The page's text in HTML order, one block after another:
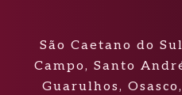
São Caetano do
Campo, Santo
Guarulhos,